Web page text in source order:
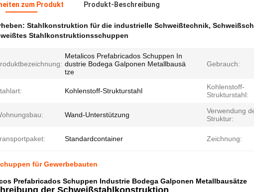
zum Produkt Produkt-Beschreibung
Stahlkonstruktion für die industrielle Schweißtechnik,
Stahlkonstruktionsschuppen
Metalicos Prefabricados Schuppen In
dustrie Bodega Galponen Metallbausä
tze
Gebrauch:
Kohlenstoff-Strukturstahl
Kohlenstoff-
Strukturstahl:
Wand-Unterstützung
Verwendung
Struktur:
Standardcontainer Zeichnung:
für Gewerbebauten
Prefabricados Schuppen Industrie Bodega Galponen Metallbausätze
der Schweißstahlkonstruktion